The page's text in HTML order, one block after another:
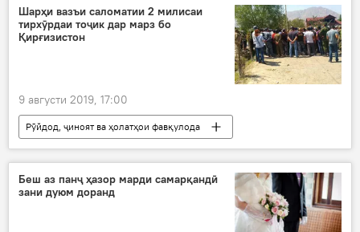
сароидан
консерт Дар Русия
Шарҳи вазъи саломатии 2 милисаи
тирхӯрдаи тоҷик дар марз бо
Қирғизистон
9 августи 2019, 17:00
Рӯйдод, ҷиноят ва ҳолатҳои фавқулода
Дар Тоҷикистон
Тандурустӣ
Беш аз панҷ ҳазор марди самарқандӣ
зани дуюм доранд